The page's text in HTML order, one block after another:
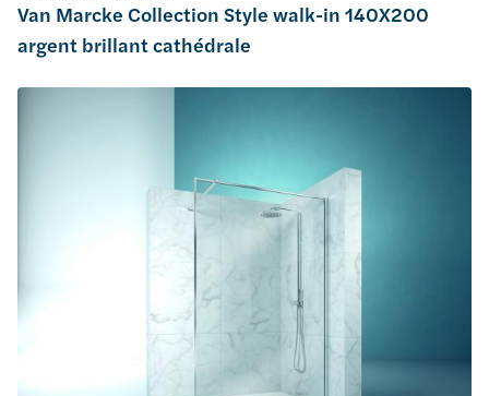
Van Marcke Collection Style walk-in 140X200
argent brillant cathédrale